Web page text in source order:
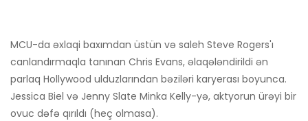
MCU-da əxlaqi baxımdan üstün və saleh Steve Rogers'ı
canlandırmaqla tanınan Chris Evans, əlaqələndirildi ən
parlaq Hollywood ulduzlarından bəziləri karyerası boyunca.
Jessica Biel və Jenny Slate Minka Kelly-yə, aktyorun ürəyi bir
ovuc dəfə qırıldı (heç olmasa).